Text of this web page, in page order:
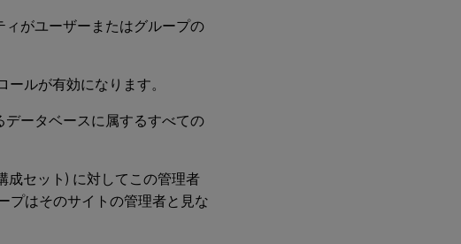
がユーザーまたはグループの
ールが有効になります。
ータベースに属するすべての
セット) に対してこの管理者
プはそのサイトの管理者と見な